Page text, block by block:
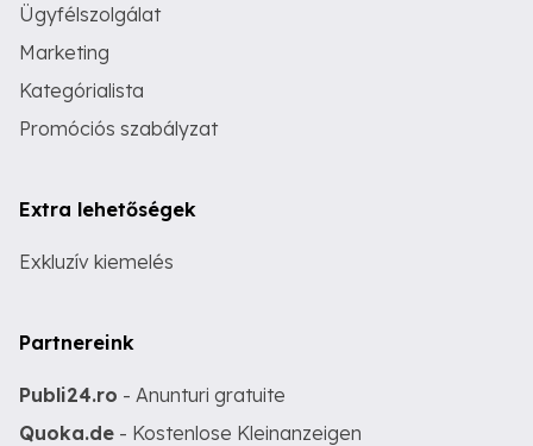
Ügyfélszolgálat
Marketing
Kategórialista
Promóciós szabályzat
Extra lehetőségek
Exkluzív kiemelés
Partnereink
Publi24.ro - Anunturi gratuite
Quoka.de - Kostenlose Kleinanzeigen